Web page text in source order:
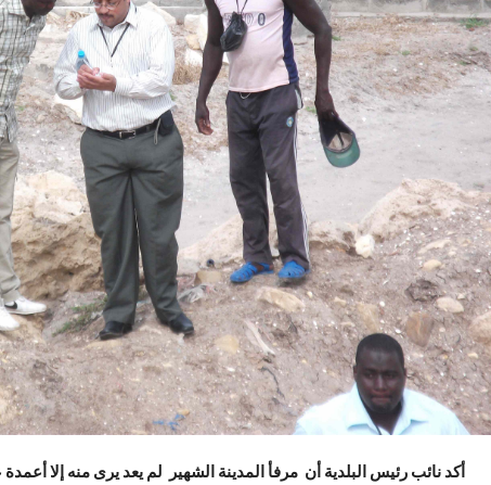
أكد نائب رئيس البلدية أن مرفأ المدينة الشهير لم يعد يرى منه إلا